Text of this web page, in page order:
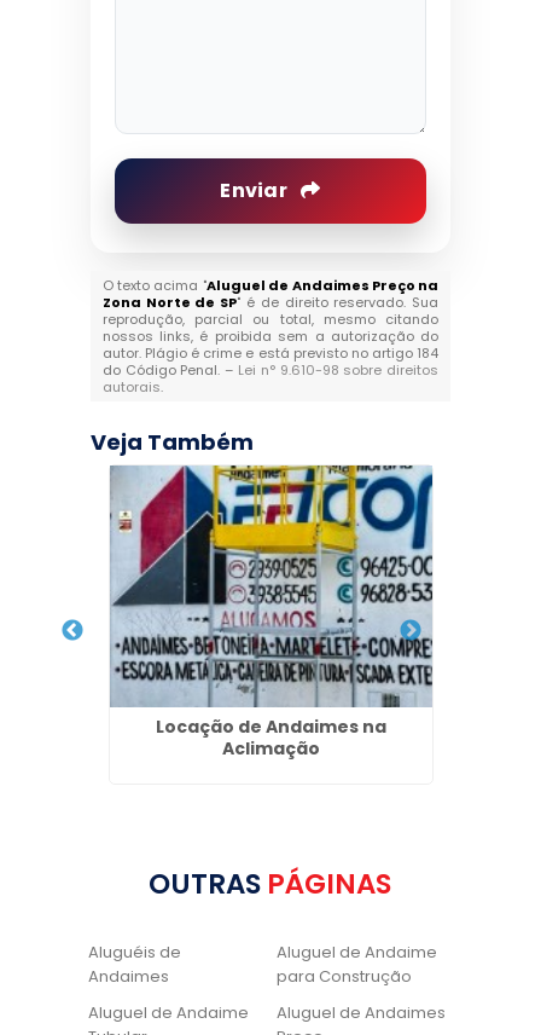
Enviar
O texto acima "Aluguel de Andaimes Preço na
Zona Norte de SP" é de direito reservado. Sua
reprodução, parcial ou total, mesmo citando
nossos links, é proibida sem a autorização do
autor. Plágio é crime e está previsto no artigo 184
do Código Penal. – Lei n° 9.610-98 sobre direitos
autorais.
Veja Também
Locação de Andaimes na
Aclimação
OUTRAS PÁGINAS
Aluguéis de
Andaimes
Aluguel de Andaime
para Construção
Aluguel de Andaime
Aluguel de Andaimes